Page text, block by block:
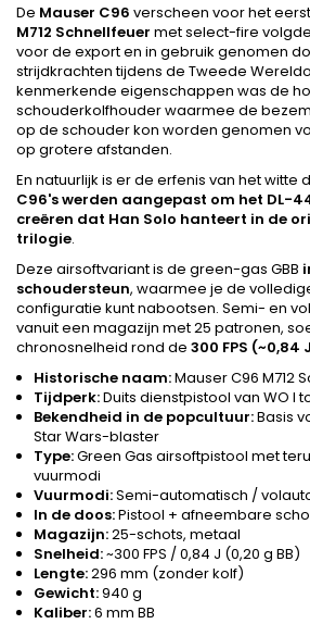
De Mauser C96 verscheen voor het
M712 Schnellfeuer met select-fire
voor de export en in gebruik genomen
strijdkrachten tijdens de Tweede
kenmerkende eigenschappen was de
schouderkolfhouder waarmee de
op de schouder kon worden genomen
op grotere afstanden.
En natuurlijk is er de erfenis van het witte
C96's werden aangepast om het DL-
creëren dat Han Solo hanteert in de
trilogie.
Deze airsoftvariant is de green-gas GBB
schoudersteun, waarmee je de
configuratie kunt nabootsen. Semi- en
vanuit een magazijn met 25 patronen,
chronosnelheid rond de 300 FPS (~0,84
Historische naam:Mauser C96 M712
Tijdperk:Duits dienstpistool van WO I
Bekendheid in de popcultuur:Basis
Star Wars-blaster
Type:Green Gas airsoftpistool met
vuurmodi
Vuurmodi:Semi-automatisch /
In de doos:Pistool + afneembare
Magazijn:25-schots, metaal
Snelheid:~300 FPS / 0,84 J (0,20 g BB)
Lengte:296 mm (zonder kolf)
Gewicht:940 g
Kaliber:6 mm BB